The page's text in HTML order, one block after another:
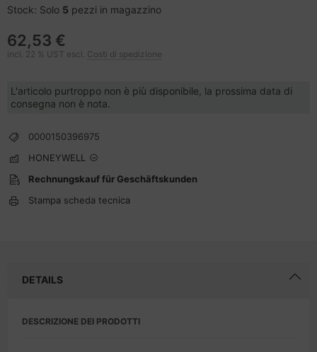
Stock: Solo 5 pezzi in magazzino
62,53 €
incl. 22 % UST escl. Costi di spedizione
L'articolo purtroppo non è più disponibile, la prossima data di
consegna non è nota.
0000150396975
HONEYWELL
Rechnungskauf für Geschäftskunden
Stampa scheda tecnica
DETAILS
DESCRIZIONE DEI PRODOTTI
madri
e dischi rigidi